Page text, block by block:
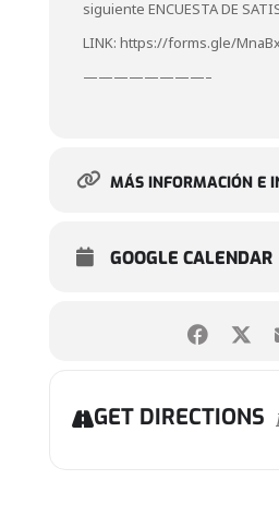
siguiente ENCUESTA DE
LINK: https://forms.gle/
————————–
MÁS INFORMACIÓN E
GOOGLE CALENDAR
GET DIRECTIONS